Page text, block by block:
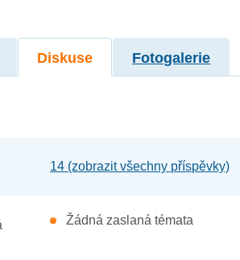
Diskuse Fotogalerie
14 (zobrazit všechny příspěvky)
Žádná zaslaná témata